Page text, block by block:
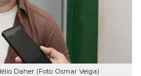
Daher (Foto: Osmar Veiga)